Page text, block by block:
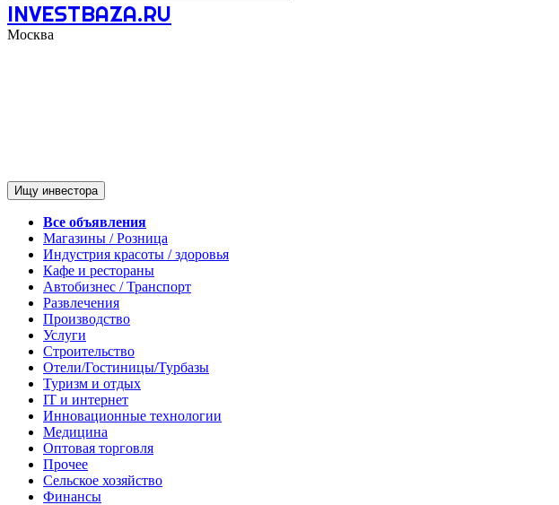
INVESTBAZA.RU
Москва
Ищу инвестора
Все объявления
Магазины / Розница
Индустрия красоты / здоровья
Кафе и рестораны
Автобизнес / Транспорт
Развлечения
Производство
Услуги
Строительство
Отели/Гостиницы/Турбазы
Туризм и отдых
IT и интернет
Инновационные технологии
Медицина
Оптовая торговля
Прочее
Сельское хозяйство
Финансы